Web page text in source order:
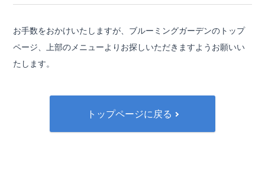
お手数をおかけいたしますが、ブルーミングガーデンのトップ
ページ、
上部のメニューよりお探しいただきますようお願いい
たします。
トップページに戻る